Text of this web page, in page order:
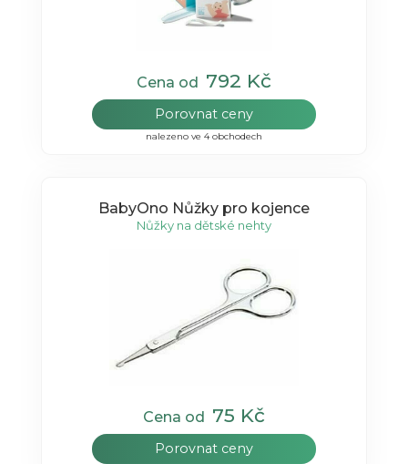
Cena od 792 Kč
Porovnat ceny
nalezeno ve 4 obchodech
BabyOno Nůžky pro kojence
Nůžky na dětské nehty
Cena od 75 Kč
Porovnat ceny